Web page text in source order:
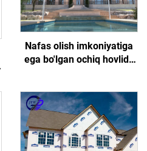
Nafas olish imkoniyatiga
ega bo'lgan ochiq hovlida
qopqog'i, o'simliklarni
himoya qilish uchun
soyadorlar va tormozlar